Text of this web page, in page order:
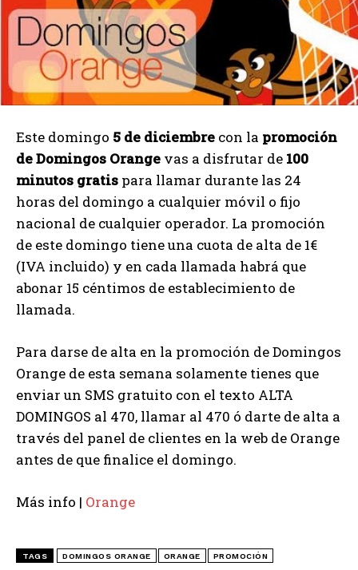
Este domingo 5 de diciembre con la promoción
de Domingos Orange vas a disfrutar de 100
minutos gratis para llamar durante las 24
horas del domingo a cualquier móvil o fijo
nacional de cualquier operador. La promoción
de este domingo tiene una cuota de alta de 1€
(IVA incluido) y en cada llamada habrá que
abonar 15 céntimos de establecimiento de
llamada.
Para darse de alta en la promoción de Domingos
Orange de esta semana solamente tienes que
enviar un SMS gratuito con el texto ALTA
DOMINGOS al 470, llamar al 470 ó darte de alta a
través del panel de clientes en la web de Orange
antes de que finalice el domingo.
Más info | Orange
TAGS DOMINGOS ORANGE ORANGE PROMOCIÓN